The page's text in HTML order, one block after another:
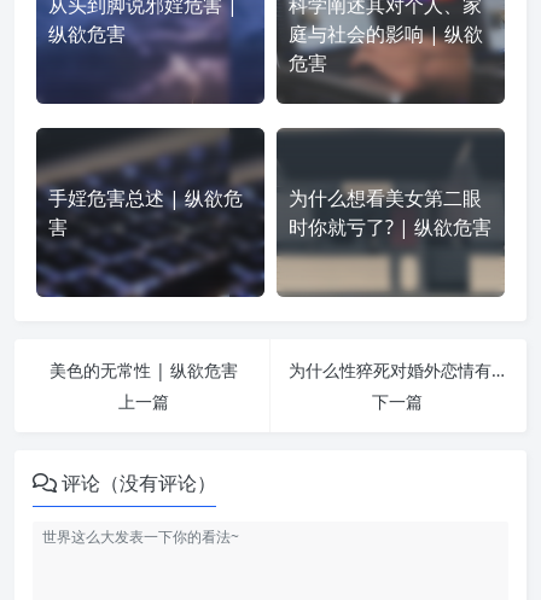
纵欲危害
庭与社会的影响 | 纵欲
危害
手婬危害总述 | 纵欲危
害
为什么想看美女第二眼
时你就亏了? | 纵欲危害
美色的无常性 | 纵欲危害
上一篇
为什么性猝死对婚外恋情有独钟呢? | 纵欲危害
下一篇
评论（没有评论）